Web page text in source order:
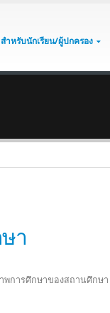
สำหรับนักเรียน/ผู้ปกครอง